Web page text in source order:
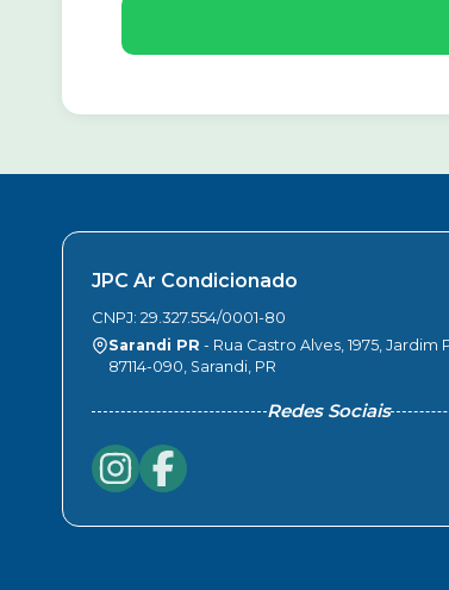
JPC Ar Condicionado
CNPJ: 29.327.554/0001-80
Sarandi PR - Rua Castro Alves, 1975, Jardim
87114-090, Sarandi, PR
Redes Sociais